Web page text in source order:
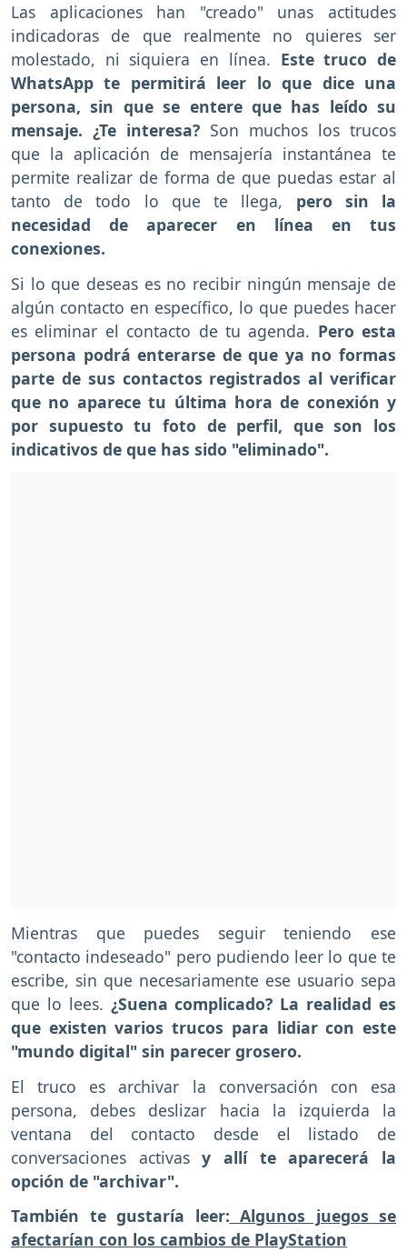
Las aplicaciones han "creado" unas actitudes
indicadoras de que realmente no quieres ser
molestado, ni siquiera en línea. Este truco de
WhatsApp te permitirá leer lo que dice una
persona, sin que se entere que has leído su
mensaje. ¿Te interesa? Son muchos los trucos
que la aplicación de mensajería instantánea te
permite realizar de forma de que puedas estar al
tanto de todo lo que te llega, pero sin la
necesidad de aparecer en línea en tus
conexiones.
Si lo que deseas es no recibir ningún mensaje de
algún contacto en específico, lo que puedes hacer
es eliminar el contacto de tu agenda. Pero esta
persona podrá enterarse de que ya no formas
parte de sus contactos registrados al verificar
que no aparece tu última hora de conexión y
por supuesto tu foto de perfil, que son los
indicativos de que has sido "eliminado".
Mientras que puedes seguir teniendo ese
"contacto indeseado" pero pudiendo leer lo que te
escribe, sin que necesariamente ese usuario sepa
que lo lees. ¿Suena complicado? La realidad es
que existen varios trucos para lidiar con este
"mundo digital" sin parecer grosero.
El truco es archivar la conversación con esa
persona, debes deslizar hacia la izquierda la
ventana del contacto desde el listado de
conversaciones activasy allí te aparecerá la
opción de "archivar".
También te gustaría leer: Algunos juegos se
afectarían con los cambios de PlayStation